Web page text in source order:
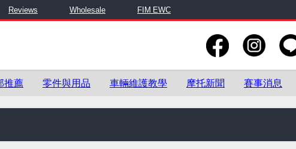
Reviews Wholesale FIM EWC
推薦 零件與用品 車輛維護教學 摩托新聞 賽事消息